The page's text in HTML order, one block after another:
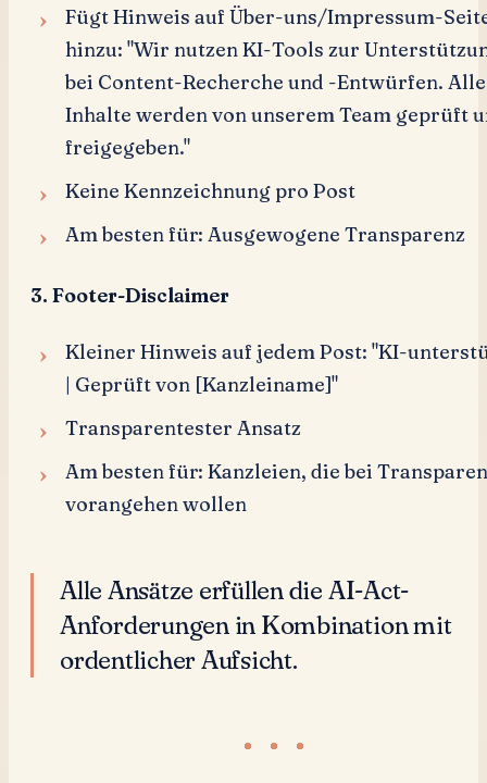
Fügt Hinweis auf Über-uns/Impressum-
hinzu: "Wir nutzen KI-Tools zur
bei Content-Recherche und -Entwürfen. Alle
Inhalte werden von unserem Team geprüft
freigegeben."
Keine Kennzeichnung pro Post
Am besten für: Ausgewogene Transparenz
3. Footer-Disclaimer
Kleiner Hinweis auf jedem Post: "KI-
| Geprüft von [Kanzleiname]"
Transparentester Ansatz
Am besten für: Kanzleien, die bei
vorangehen wollen
Alle Ansätze erfüllen die AI-Act-
Anforderungen in Kombination mit
ordentlicher Aufsicht.